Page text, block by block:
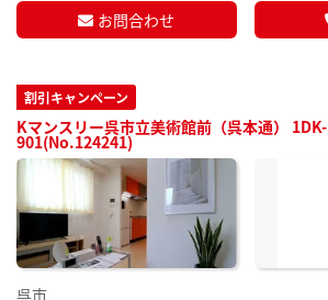
お問合わせ
割引キャンペーン
Kマンスリー呉市立美術館前（呉本通） 1DK-
901(No.124241)
呉市